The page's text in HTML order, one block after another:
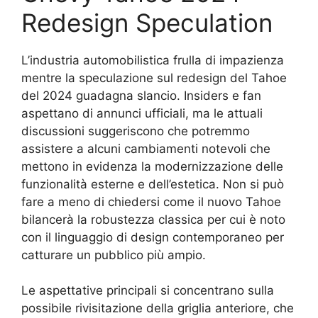
Redesign Speculation
L’industria automobilistica frulla di impazienza
mentre la speculazione sul redesign del Tahoe
del 2024 guadagna slancio. Insiders e fan
aspettano di annunci ufficiali, ma le attuali
discussioni suggeriscono che potremmo
assistere a alcuni cambiamenti notevoli che
mettono in evidenza la modernizzazione delle
funzionalità esterne e dell’estetica. Non si può
fare a meno di chiedersi come il nuovo Tahoe
bilancerà la robustezza classica per cui è noto
con il linguaggio di design contemporaneo per
catturare un pubblico più ampio.
Le aspettative principali si concentrano sulla
possibile rivisitazione della griglia anteriore, che